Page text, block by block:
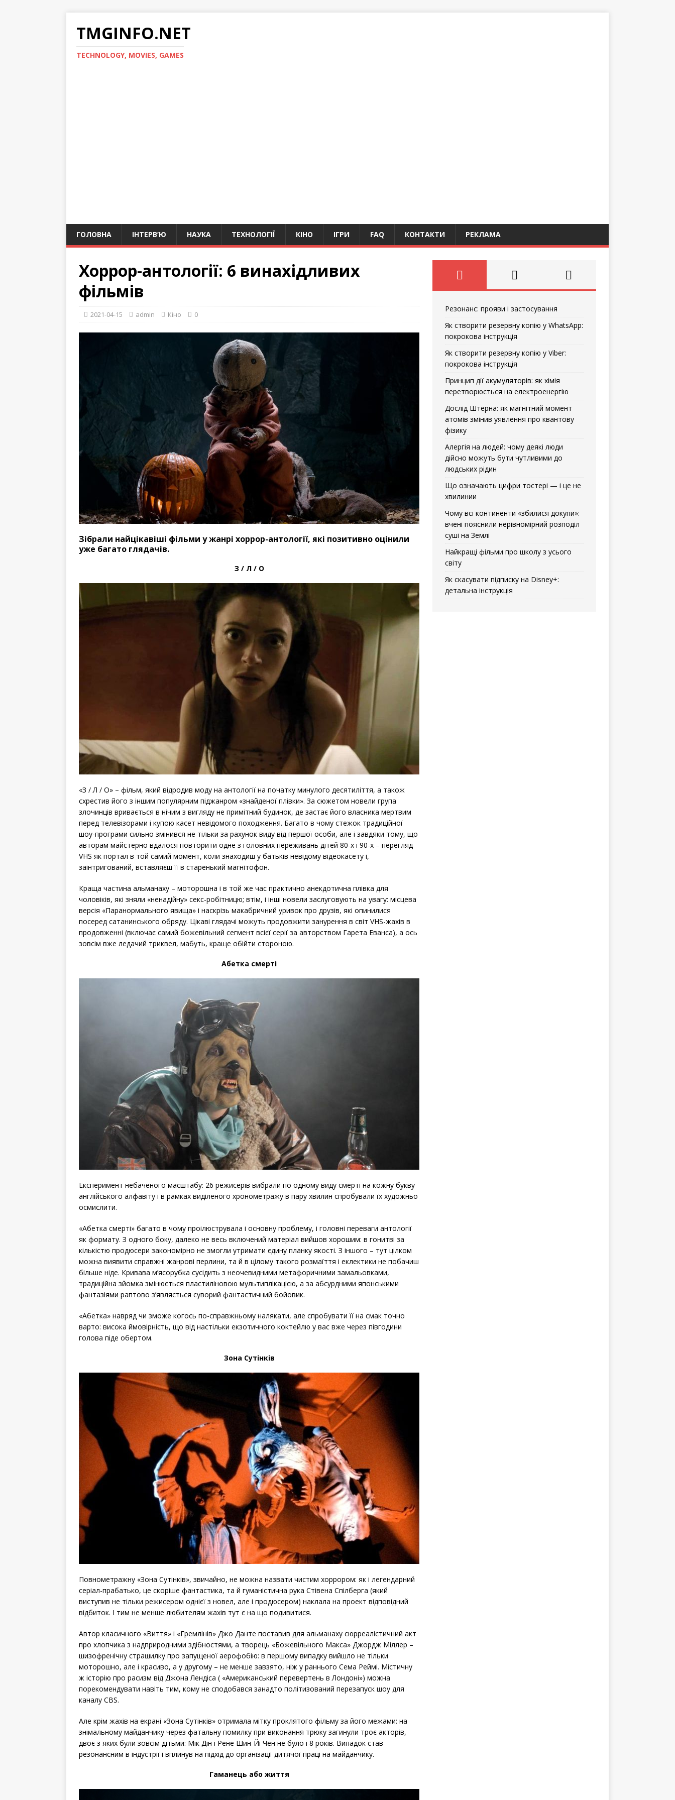
TMGINFO.NET
ТECHNOLOGY, MOVIES, GAMES
ГОЛОВНА ІНТЕРВ’Ю НАУКА ТЕХНОЛОГІЇ КІНО ІГРИ FAQ КОНТАКТИ РЕКЛАМА
Хоррор-антології: 6 винахідливих
фільмів
2021-04-15 admin Кіно 0
Зібрали найцікавіші фільми у жанрі хоррор-антології, які позитивно оцінили
уже багато глядачів.
З / Л / О
«З / Л / О» – фільм, який відродив моду на антології на початку минулого десятиліття, а також
схрестив його з іншим популярним піджанром «знайденої плівки». За сюжетом новели група
злочинців вривається в нічим з вигляду не примітний будинок, де застає його власника мертвим
перед телевізорами і купою касет невідомого походження. Багато в чому стежок традиційної
шоу-програми сильно змінився не тільки за рахунок виду від першої особи, але і завдяки тому, що
авторам майстерно вдалося повторити одне з головних переживань дітей 80-х і 90-х – перегляд
VHS як портал в той самий момент, коли знаходиш у батьків невідому відеокасету і,
заінтригований, вставляєш її в старенький магнітофон.
Краща частина альманаху – моторошна і в той же час практично анекдотична плівка для
чоловіків, які зняли «ненадійну» секс-робітницю; втім, і інші новели заслуговують на увагу: місцева
версія «Паранормального явища» і наскрізь макабричний уривок про друзів, які опинилися
посеред сатанинського обряду. Цікаві глядачі можуть продовжити занурення в світ VHS-жахів в
продовженні (включає самий божевільний сегмент всієї серії за авторством Гарета Еванса), а ось
зовсім вже ледачий триквел, мабуть, краще обійти стороною.
Абетка смерті
Експеримент небаченого масштабу: 26 режисерів вибрали по одному виду смерті на кожну букву
англійського алфавіту і в рамках виділеного хронометражу в пару хвилин спробували їх художньо
осмислити.
«Абетка смерті» багато в чому проілюструвала і основну проблему, і головні переваги антології
як формату. З одного боку, далеко не весь включений матеріал вийшов хорошим: в гонитві за
кількістю продюсери закономірно не змогли утримати єдину планку якості. З іншого – тут цілком
можна виявити справжні жанрові перлини, та й в цілому такого розмаїття і еклектики не побачиш
більше ніде. Кривава м’ясорубка сусідить з неочевидними метафоричними замальовками,
традиційна зйомка змінюється пластиліновою мультиплікацією, а за абсурдними японськими
фантазіями раптово з’являється суворий фантастичний бойовик.
«Абетка» навряд чи зможе когось по-справжньому налякати, але спробувати її на смак точно
варто: висока ймовірність, що від настільки екзотичного коктейлю у вас вже через півгодини
голова піде обертом.
Зона Сутінків
Повнометражну «Зона Сутінків», звичайно, не можна назвати чистим хоррором: як і легендарний
серіал-прабатько, це скоріше фантастика, та й гуманістична рука Стівена Спілберга (який
виступив не тільки режисером однієї з новел, але і продюсером) наклала на проект відповідний
відбиток. І тим не менше любителям жахів тут є на що подивитися.
Автор класичного «Виття» і «Гремлінів» Джо Данте поставив для альманаху сюрреалістичний акт
про хлопчика з надприродними здібностями, а творець «Божевільного Макса» Джордж Міллер –
шизофренічну страшилку про запущеної аерофобію: в першому випадку вийшло не тільки
моторошно, але і красиво, а у другому – не менше завзято, ніж у раннього Сема Реймі. Містичну
ж історію про расизм від Джона Лендіса ( «Американський перевертень в Лондоні») можна
порекомендувати навіть тим, кому не сподобався занадто політизований перезапуск шоу для
каналу CBS.
Але крім жахів на екрані «Зона Сутінків» отримала мітку проклятого фільму за його межами: на
знімальному майданчику через фатальну помилку при виконання трюку загинули троє акторів,
двоє з яких були зовсім дітьми: Мік Дін і Рене Шин-Йі Чен не було і 8 років. Випадок став
резонансним в індустрії і вплинув на підхід до організації дитячої праці на майданчику.
Гаманець або життя
Резонанс: прояви і застосування
Як створити резервну копію у WhatsApp:
покрокова інструкція
Як створити резервну копію у Viber:
покрокова інструкція
Принцип дії акумуляторів: як хімія
перетворюється на електроенергію
Дослід Штерна: як магнітний момент
атомів змінив уявлення про квантову
фізику
Алергія на людей: чому деякі люди
дійсно можуть бути чутливими до
людських рідин
Що означають цифри тостері — і це не
хвилинии
Чому всі континенти «збилися докупи»:
вчені пояснили нерівномірний розподіл
суші на Землі
Найкращі фільми про школу з усього
світу
Як скасувати підписку на Disney+:
детальна інструкція